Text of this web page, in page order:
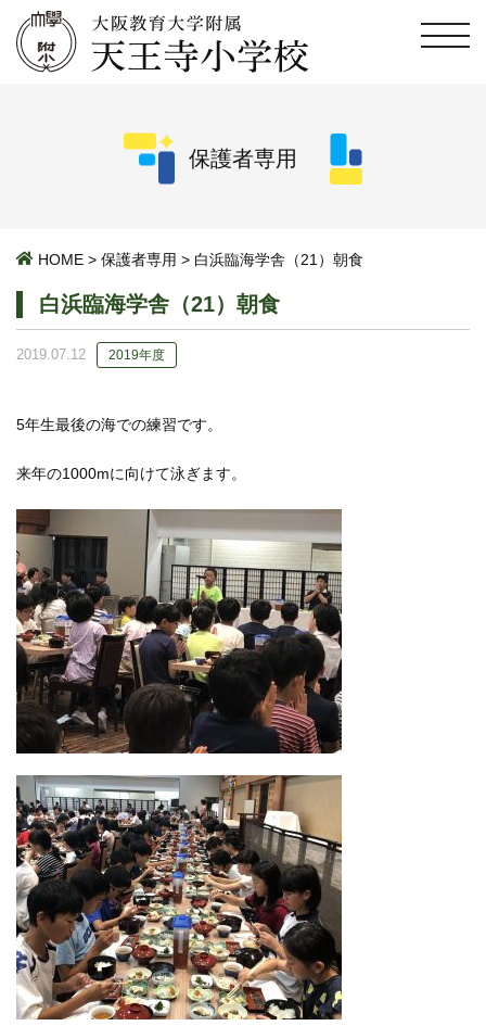
保護者専用
HOME > 保護者専用 > 白浜臨海学舎（21）朝食
白浜臨海学舎（21）朝食
2019.07.12 2019年度
5年生最後の海での練習です。
来年の1000mに向けて泳ぎます。